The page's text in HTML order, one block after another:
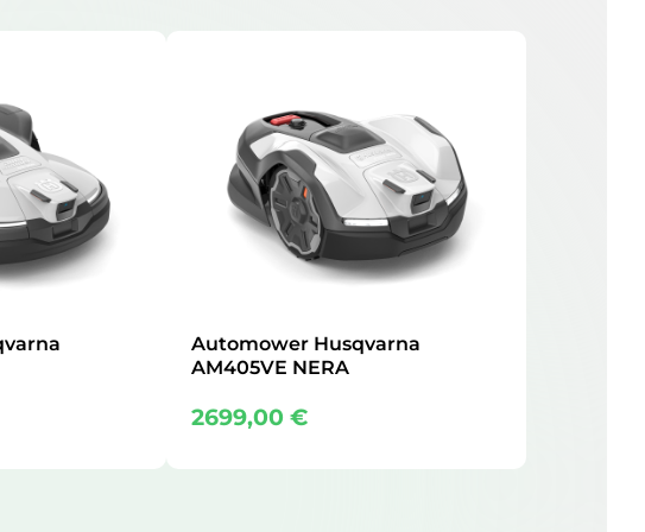
Automower Husqvarna
AM405VE NERA
2699,00€